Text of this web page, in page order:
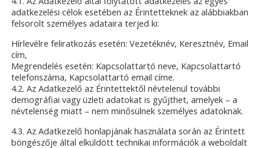
adatkezelési célok esetében az Érintetteknek az alábbiakban
felsorolt személyes adataira terjed ki:
Hírlevélre feliratkozás esetén: Vezetéknév, Keresztnév, Email
cím,
Megrendelés esetén: Kapcsolattartó neve, Kapcsolattartó
telefonszáma, Kapcsolattartó email címe.
4.2. Az Adatkezelő az Érintettektől névtelenül további
demográfiai vagy üzleti adatokat is gyűjthet, amelyek – a
névtelenség miatt – nem minősülnek személyes adatoknak.
4.3. Az Adatkezelő honlapjának használata során az Érintett
böngészője által elküldött technikai információk a weboldalt